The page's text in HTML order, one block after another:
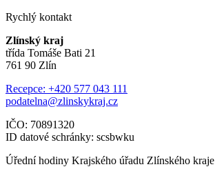
Rychlý kontakt
Zlínský kraj
třída Tomáše Bati 21
761 90 Zlín
Recepce: +420 577 043 111
podatelna@zlinskykraj.cz
IČO: 70891320
ID datové schránky: scsbwku
Úřední hodiny Krajského úřadu Zlínského kraje